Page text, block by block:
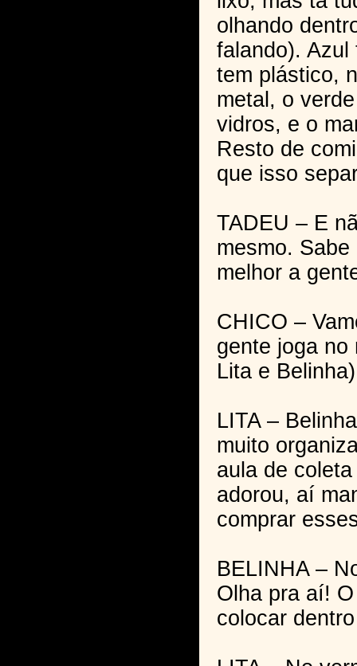
olhando
falando). Azul
tem plástico,
metal, o
vidros, e o
Resto de
que isso
TADEU – E
mesmo.
melhor a
CHICO –
gente joga no
Lita e
LITA –
muito
aula de
adorou, aí
comprar
BELINHA –
Olha pra aí!
colocar